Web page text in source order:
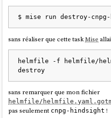
sans réaliser que cette taskMise
helmfile -f helmfile/
sans remarquer que mon fichier
helmfile/
pas seulement cnpg-hindsight !